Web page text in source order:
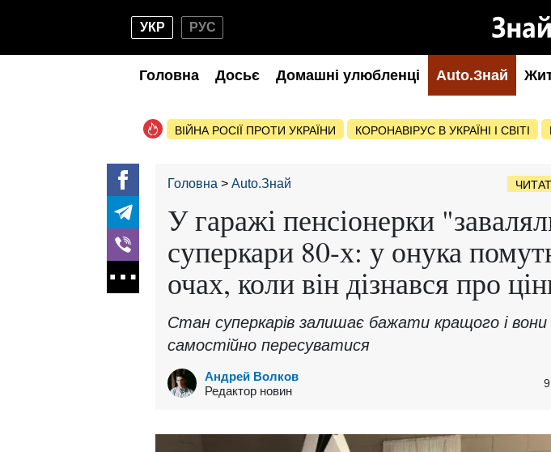
УКР РУС
Головна Досьє Домашні улюбленці Auto.Знай
ВІЙНА РОСІЇ ПРОТИ УКРАЇНИ КОРОНАВІРУС В УКРАЇНІ І СВІТІ
Головна Auto.Знай
У гаражі пенсіонерки
суперкари 80-х: у онука
очах, коли він дізнався про
Стан суперкарів залишає бажати кращого і вони
самостійно пересуватися
Андрей Волков
Редактор новин